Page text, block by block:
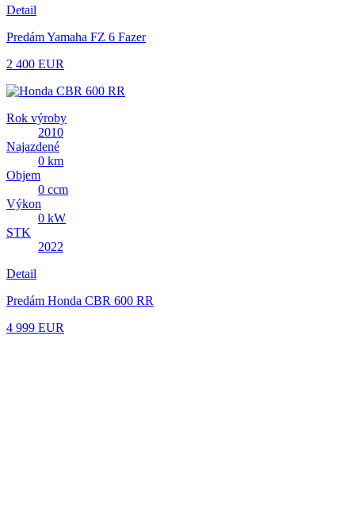
Detail
Predám Yamaha FZ 6 Fazer
2 400 EUR
Rok výroby
2010
Najazdené
0 km
Objem
0 ccm
Výkon
0 kW
STK
2022
Detail
Predám Honda CBR 600 RR
4 999 EUR